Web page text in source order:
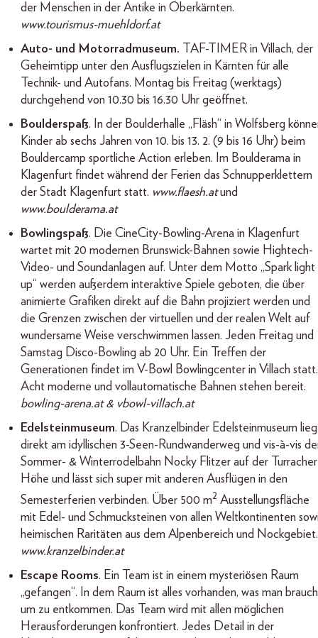
der Menschen in der Antike in Oberkärnten.
www.tourismus-muehldorf.at
Auto- und Motorradmuseum. TAF-TIMER in Villach, der
Geheimtipp unter den Ausflugszielen in Kärnten für alle
Technik- und Autofans. Montag bis Freitag (werktags)
durchgehend von 10.30 bis 16.30 Uhr geöffnet.
Boulderspaß. In der Boulderhalle „Fläsh“ in Wolfsberg
Kinder ab sechs Jahren von 10. bis 13. 2. (9 bis 16 Uhr) beim
Bouldercamp sportliche Action erleben. Im Boulderama in
Klagenfurt findet während der Ferien das Schnupperklettern
der Stadt Klagenfurt statt. www.flaesh.atund
www.boulderama.at
Bowlingspaß. Die CineCity-Bowling-Arena in Klagenfurt
wartet mit 20 modernen Brunswick-Bahnen sowie Hightech-
Video- und Soundanlagen auf. Unter dem Motto „Spark light
up“ werden außerdem interaktive Spiele geboten, die über
animierte Grafiken direkt auf die Bahn projiziert werden und
die Grenzen zwischen der virtuellen und der realen Welt auf
wundersame Weise verschwimmen lassen. Jeden Freitag und
Samstag Disco-Bowling ab 20 Uhr. Ein Treffen der
Generationen findet im V-Bowl Bowlingcenter in Villach statt.
Acht moderne und vollautomatische Bahnen stehen bereit.
bowling-arena.at & vbowl-villach.at
Edelsteinmuseum. Das Kranzelbinder Edelsteinmuseum
direkt am idyllischen 3-Seen-Rundwanderweg und vis-à-vis
Sommer- & Winterrodelbahn Nocky Flitzer auf der Turracher
Höhe und lässt sich super mit anderen Ausflügen in den
Semesterferien verbinden. Über 500 m2 Ausstellungsfläche
mit Edel- und Schmucksteinen von allen Weltkontinenten
heimischen Raritäten aus dem Alpenbereich und
www.kranzelbinder.at
Escape Rooms. Ein Team ist in einem mysteriösen Raum
„gefangen“. In dem Raum ist alles vorhanden, was man
um zu entkommen. Das Team wird mit allen möglichen
Herausforderungen konfrontiert. Jedes Detail in der